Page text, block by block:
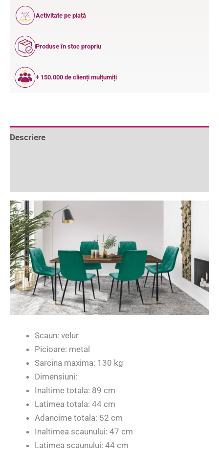
12
ANI
Activitate pe piață
Produse în stoc propriu
+ 150.000 de clienți mulțumiți
Descriere
Scaun: velur
Picioare: metal
Sarcina maxima: 130 kg
Dimensiuni:
Inaltime totala: 89 cm
Latimea totala: 44 cm
Adancime totala: 52 cm
Inaltimea scaunului: 47 cm
Latimea scaunului: 44 cm